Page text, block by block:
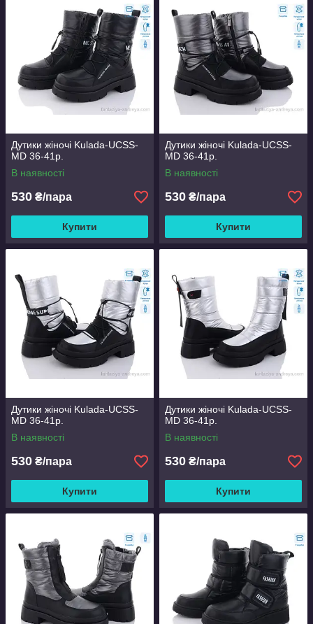
Дутики жіночі Kulada-UCSS-
MD 36-41р.
В наявності
530 ₴/пара
Купити
Дутики жіночі Kulada-UCSS-
MD 36-41р.
В наявності
530 ₴/пара
Купити
Дутики жіночі Kulada-UCSS-
MD 36-41р.
В наявності
530 ₴/пара
Купити
Дутики жіночі Kulada-UCSS-
MD 36-41р.
В наявності
530 ₴/пара
Купити